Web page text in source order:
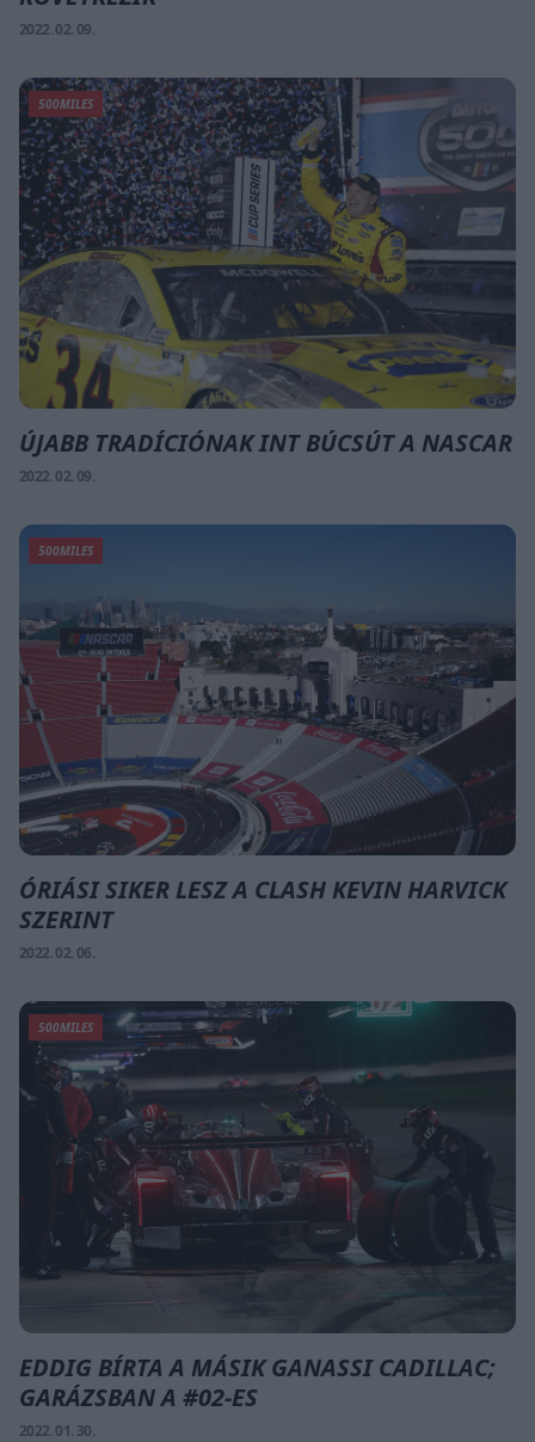
2022. 02. 09.
500MILES
ÚJABB TRADÍCIÓNAK INT BÚCSÚT A NASCAR
2022. 02. 09.
500MILES
ÓRIÁSI SIKER LESZ A CLASH KEVIN HARVICK
SZERINT
2022. 02. 06.
500MILES
EDDIG BÍRTA A MÁSIK GANASSI CADILLAC;
GARÁZSBAN A #02-ES
2022. 01. 30.